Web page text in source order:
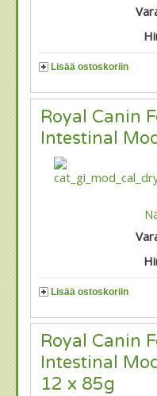
Lisää ostoskoriin
Royal Canin
Intestinal
Lisää ostoskoriin
Royal Canin
Intestinal
12 x 85g